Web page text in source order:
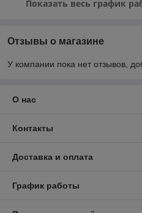
Показать весь график
Отзывы о магазине
У компании пока нет отзывов,
О нас
Контакты
Доставка и оплата
График работы